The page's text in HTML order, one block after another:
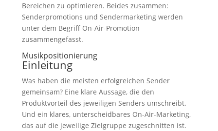
Bereichen zu optimieren. Beides zusammen:
Senderpromotions und Sendermarketing werden
unter dem Begriff On-Air-Promotion
zusammengefasst.
Musikpositionierung
Einleitung
Was haben die meisten erfolgreichen Sender
gemeinsam? Eine klare Aussage, die den
Produktvorteil des jeweiligen Senders umschreibt.
Und ein klares, unterscheidbares On-Air-Marketing,
das auf die jeweilige Zielgruppe zugeschnitten ist.